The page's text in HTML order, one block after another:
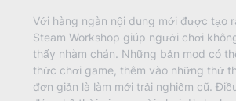
Với hàng ngàn nội dung mới được tạo
Steam Workshop giúp người chơi
thấy nhàm chán. Những bản mod có
thức chơi game, thêm vào những thử
đơn giản là làm mới trải nghiệm cũ.